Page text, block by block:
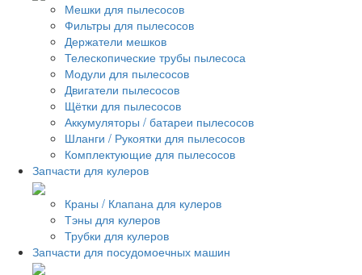
Мешки для пылесосов
Фильтры для пылесосов
Держатели мешков
Телескопические трубы пылесоса
Модули для пылесосов
Двигатели пылесосов
Щётки для пылесосов
Аккумуляторы / батареи пылесосов
Шланги / Рукоятки для пылесосов
Комплектующие для пылесосов
Запчасти для кулеров
Краны / Клапана для кулеров
Тэны для кулеров
Трубки для кулеров
Запчасти для посудомоечных машин